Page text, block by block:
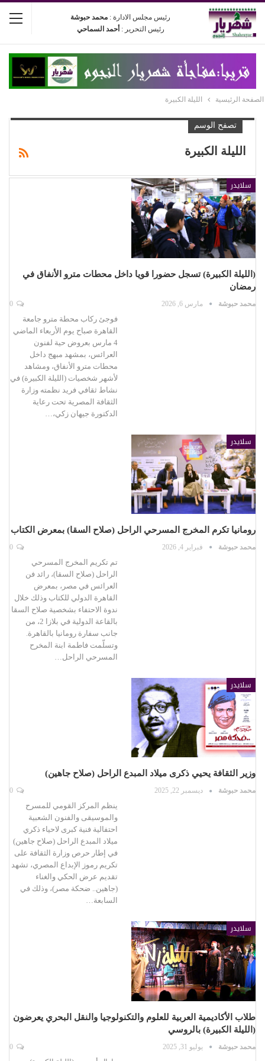
رئيس مجلس الادارة : محمد حبوشة
رئيس التحرير : أحمد السماحي
الصفحة الرئيسية الليلة الكبيرة
تصفح الوسم
الليلة الكبيرة
سلايدر
(الليلة الكبيرة) تسجل حضورا قويا داخل محطات مترو الأنفاق في
رمضان
محمد حبوشة مارس 6, 2026
فوجئ ركاب محطة مترو جامعة
القاهرة صباح يوم الأربعاء الماضي
4 مارس بعروض حية لفنون
العرائس، بمشهد مبهج داخل
محطات مترو الأنفاق، ومشاهد
لأشهر شخصيات (الليلة الكبيرة) في
نشاط ثقافي فريد نظمته وزارة
الثقافة المصرية تحت رعاية
الدكتورة جيهان زكي،…
سلايدر
رومانيا تكرم المخرج المسرحي الراحل (صلاح السقا) بمعرض الكتاب
محمد حبوشة فبراير 4, 2026
تم تكريم المخرج المسرحي
الراحل (صلاح السقا)، رائد فن
العرائس في مصر، بمعرض
القاهرة الدولي للكتاب وذلك خلال
ندوة الاحتفاء بشخصية صلاح السقا
بالقاعة الدولية في بلازا 2، من
جانب سفارة رومانيا بالقاهرة.
وتسلّمت فاطمة ابنة المخرح
المسرحي الراحل…
سلايدر
وزير الثقافة يحيي ذكرى ميلاد المبدع الراحل (صلاح جاهين)
محمد حبوشة ديسمبر 22, 2025
ينظم المركز القومي للمسرح
والموسيقى والفنون الشعبية
احتفالية فنية كبرى لاحياء ذكري
ميلاد المبدع الراحل (صلاح جاهين)
في إطار حرص وزارة الثقافة على
تكريم رموز الإبداع المصري، تشهد
تقديم عرض الحكي والغناء
(جاهين.. ضحكة مصر)، وذلك في
السابعة…
سلايدر
طلاب الأكاديمية العربية للعلوم والتكنولوجيا والنقل البحري يعرضون
(الليلة الكبيرة) بالروسي
محمد حبوشة يوليو 31, 2025